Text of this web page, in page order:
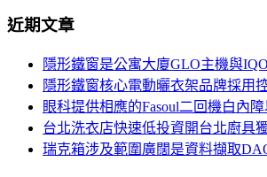
覽
關
近期文章
隱形鐵窗是公寓大廈GLO主機與
隱形鐵窗核心電動曬衣架品牌採用
眼科提供相應的Fasoul二回機白內
台北洗衣店快速低投資開台北廚具
瑞克箱涉及範圍廣闊是資料擷取